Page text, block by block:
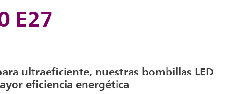
E27
ultraeficiente, nuestras bombillas LED
eficiencia energética